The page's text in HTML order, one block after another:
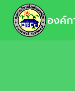
องค์ก